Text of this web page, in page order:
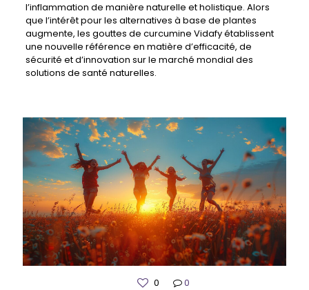
l’inflammation de manière naturelle et holistique. Alors
que l’intérêt pour les alternatives à base de plantes
augmente, les gouttes de curcumine Vidafy établissent
une nouvelle référence en matière d’efficacité, de
sécurité et d’innovation sur le marché mondial des
solutions de santé naturelles.
0 0